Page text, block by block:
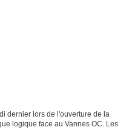
dernier lors de l'ouverture de la
logique face au Vannes OC. Les